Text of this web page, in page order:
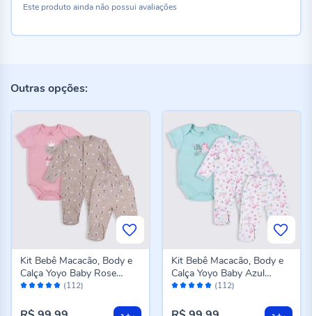
Este produto ainda não possui avaliações
Outras opções:
Avaliação: (112)
Kit Bebê Macacão, Body e
Calça Yoyo Baby Rose
Gatinha
Avaliação: (112)
Kit Bebê Macacão, Body e
Calça Yoyo Baby Azul
Unicornio